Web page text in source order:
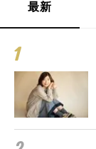
最新